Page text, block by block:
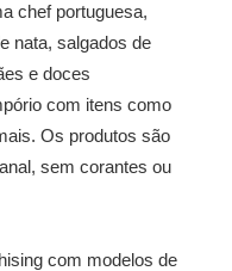
chef portuguesa,
nata, salgados de
e doces
com itens como
Os produtos são
sem corantes ou
com modelos de